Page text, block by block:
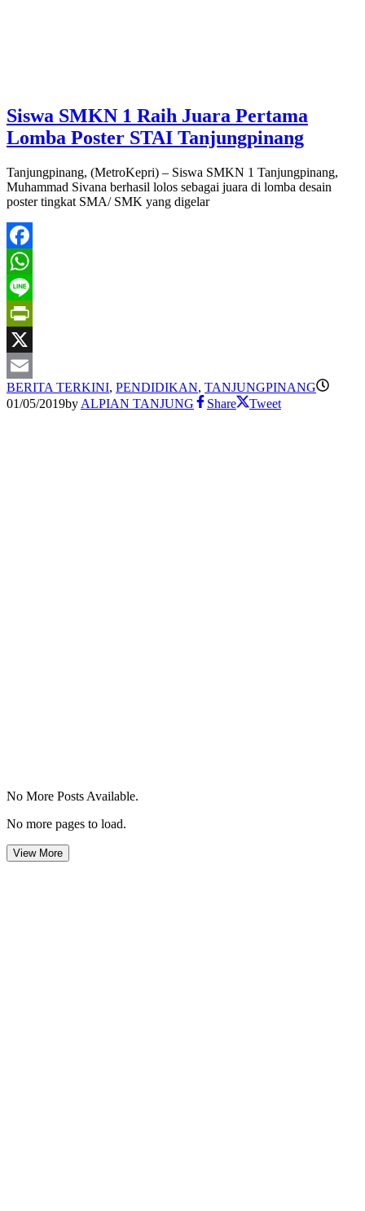
Siswa SMKN 1 Raih Juara Pertama
Lomba Poster STAI Tanjungpinang
Tanjungpinang, (MetroKepri) – Siswa SMKN 1 Tanjungpinang,
Muhammad Sivana berhasil lolos sebagai juara di lomba desain
poster tingkat SMA/ SMK yang digelar
Facebook
WhatsApp
Line
PrintFriendly
X
Email
BERITA TERKINI, PENDIDIKAN, TANJUNGPINANG
01/05/2019by ALPIAN TANJUNG Share Tweet
No More Posts Available.
No more pages to load.
View More